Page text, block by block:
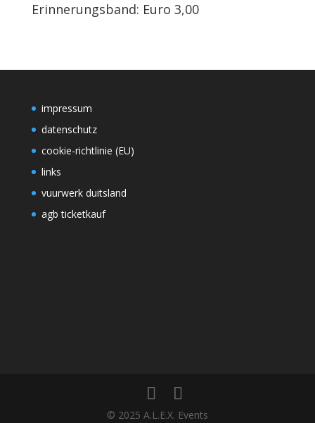
Erinnerungsband: Euro 3,00
impressum
datenschutz
cookie-richtlinie (EU)
links
vuurwerk duitsland
agb ticketkauf
© 2025 A.L.E.X. Events